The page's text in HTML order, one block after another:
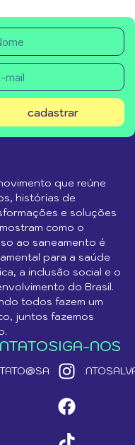
cadastrar
que reúne
histórias de
e soluções
como o
ao saneamento é
para a saúde
a inclusão social e o
do Brasil.
todos fazem um
juntos fazemos
SIGA-NOS